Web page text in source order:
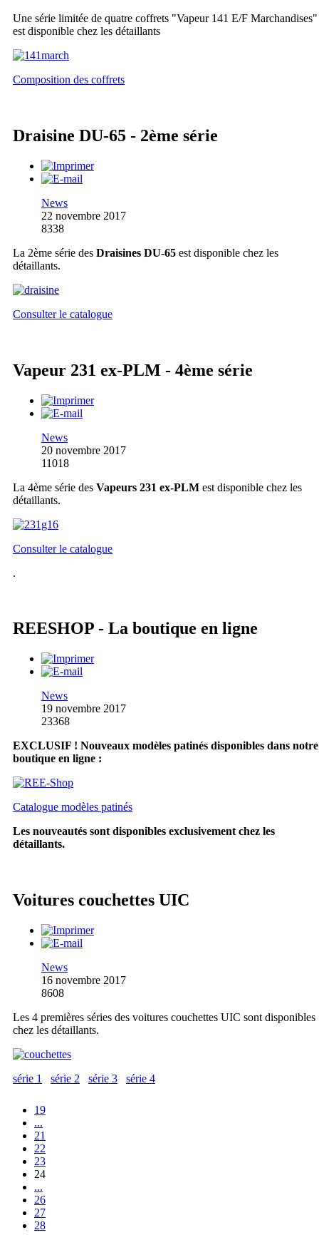
Une série limitée de quatre coffrets "Vapeur 141 E/F Marchandises"
est disponible chez les détaillants
Composition des coffrets
Draisine DU-65 - 2ème série
News
22 novembre 2017
8338
La 2ème série des Draisines DU-65 est disponible chez les
détaillants.
Consulter le catalogue
Vapeur 231 ex-PLM - 4ème série
News
20 novembre 2017
11018
La 4ème série des Vapeurs 231 ex-PLM est disponible chez les
détaillants.
Consulter le catalogue
.
REESHOP - La boutique en ligne
News
19 novembre 2017
23368
EXCLUSIF ! Nouveaux modèles patinés disponibles dans notre
boutique en ligne :
Catalogue modèles patinés
Les nouveautés sont disponibles exclusivement chez les
détaillants.
Voitures couchettes UIC
News
16 novembre 2017
8608
Les 4 premières séries des voitures couchettes UIC sont disponibles
chez les détaillants.
série 1 série 2 série 3 série 4
19
...
21
22
23
24
...
26
27
28